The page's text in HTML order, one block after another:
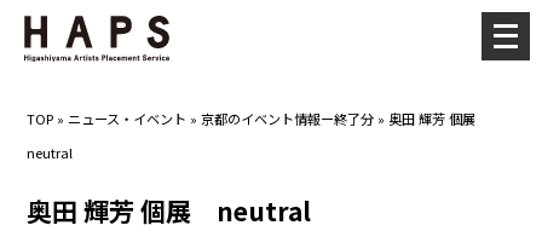
TOP » ニュース・イベント »京都のイベント情報ー終了分 »奥田 輝芳 個展
neutral
奥田 輝芳 個展 neutral
メ
ニ